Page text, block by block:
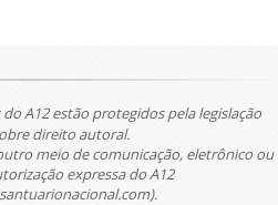
A12 estão protegidos pela legislação
direito autoral.
meio de comunicação, eletrônico ou
expressa do A12